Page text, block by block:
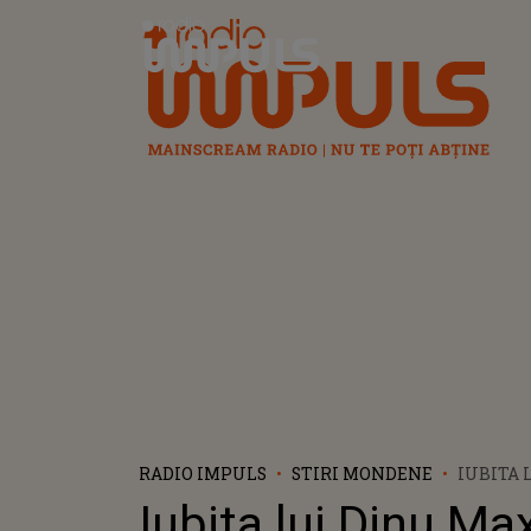
Radio Impuls
RADIO IMPULS STIRI MONDENE
IUBITA